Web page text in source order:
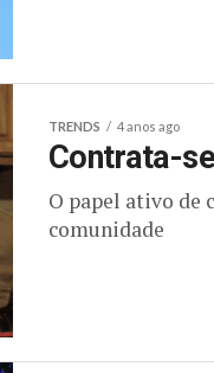
TRENDS 4 anos ago
Contrata-
O papel ativo de
comunidade